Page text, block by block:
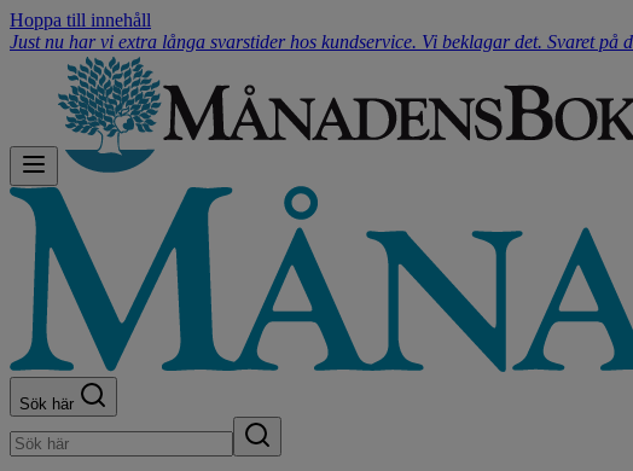
Hoppa till innehåll
Just nu har vi extra långa svarstider hos kundservice. Vi beklagar det. Svaret
Sök här